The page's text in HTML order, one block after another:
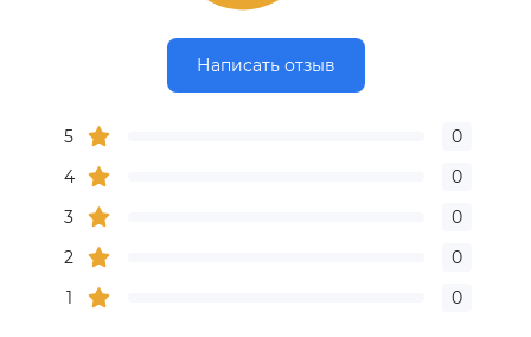
Написать отзыв
5
0
4
0
3
0
2
0
1
0